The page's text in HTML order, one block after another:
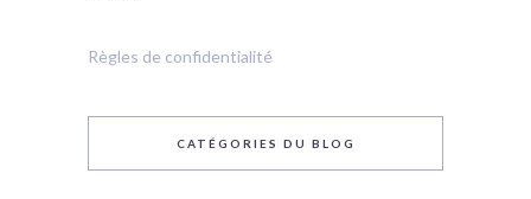
Règles de confidentialité
CATÉGORIES DU BLOG